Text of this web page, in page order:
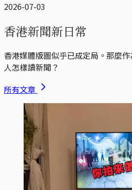
2026-07-03
香港新聞新日常
香港媒體版圖似乎已成定局。那麼
人怎樣讀新聞？
所有文章